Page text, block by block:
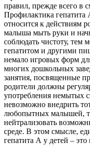
правил, прежде всего в
Профилактика
относится к действиям
малыша мыть руки и
соблюдать чистоту, тем
гепатитом и другими
немало игровых форм
многих дошкольных
занятия, посвященные
родители должны
употребления немытых
невозможно внедрить
любопытных малышей,
нейтрализовать
среде. В этом смысле,
гепатита А у детей –